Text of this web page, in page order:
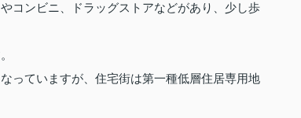
コンビニ、ドラッグストアなどがあり、少し歩
っていますが、住宅街は第一種低層住居専用地